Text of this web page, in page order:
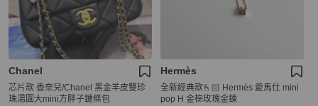
Chanel
芯片款 香奈兒/Chanel 黑金羊皮雙珍
珠湯圓大mini方胖子鏈條包
Hermès
全新經典款🫰🏻 Hermès 愛馬仕 mini
pop H 金棕玫瑰金鍊